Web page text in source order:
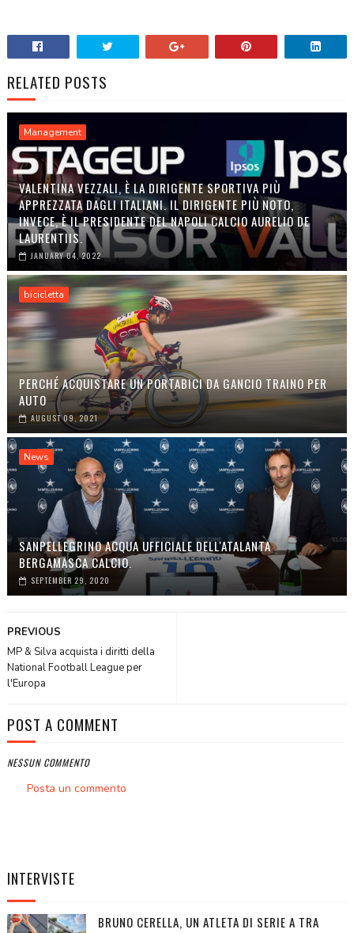
RELATED POSTS
Management
VALENTINA VEZZALI, È LA DIRIGENTE SPORTIVA PIÙ
APPREZZATA DAGLI ITALIANI. IL DIRIGENTE PIÙ NOTO,
INVECE, È IL PRESIDENTE DEL NAPOLI CALCIO AURELIO DE
LAURENTIIS.
JANUARY 04, 2022
bicicletta
PERCHÉ ACQUISTARE UN PORTABICI DA GANCIO TRAINO PER
AUTO
AUGUST 09, 2021
News
SANPELLEGRINO ACQUA UFFICIALE DELL'ATALANTA
BERGAMASCA CALCIO.
SEPTEMBER 29, 2020
PREVIOUS
MP & Silva acquista i diritti della
National Football League per
l'Europa
POST A COMMENT
NESSUN COMMENTO
Posta un commento
INTERVISTE
BRUNO CERELLA, UN ATLETA DI SERIE A TRA